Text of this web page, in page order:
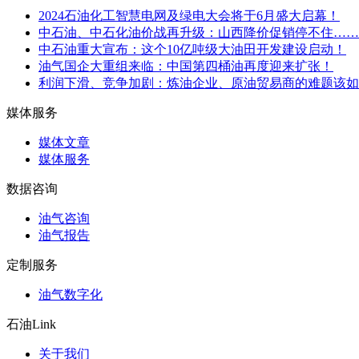
2024石油化工智慧电网及绿电大会将于6月盛大启幕！
中石油、中石化油价战再升级：山西降价促销停不住……
中石油重大宣布：这个10亿吨级大油田开发建设启动！
油气国企大重组来临：中国第四桶油再度迎来扩张！
利润下滑、竞争加剧：炼油企业、原油贸易商的难题该
媒体服务
媒体文章
媒体服务
数据咨询
油气咨询
油气报告
定制服务
油气数字化
石油Link
关于我们